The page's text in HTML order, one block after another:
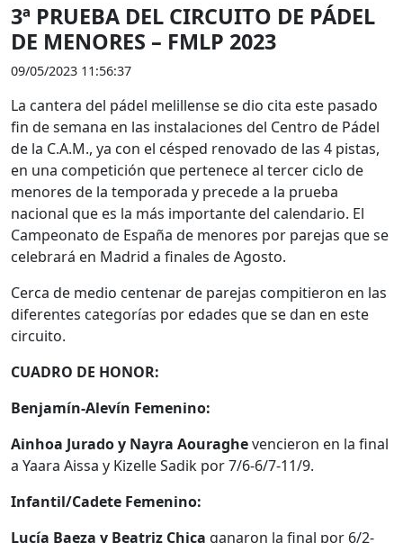
3ª PRUEBA DEL CIRCUITO DE PÁDEL
DE MENORES – FMLP 2023
09/05/2023 11:56:37
La cantera del pádel melillense se dio cita este pasado
fin de semana en las instalaciones del Centro de Pádel
de la C.A.M., ya con el césped renovado de las 4 pistas,
en una competición que pertenece al tercer ciclo de
menores de la temporada y precede a la prueba
nacional que es la más importante del calendario. El
Campeonato de España de menores por parejas que se
celebrará en Madrid a finales de Agosto.
Cerca de medio centenar de parejas compitieron en las
diferentes categorías por edades que se dan en este
circuito.
CUADRO DE HONOR:
Benjamín-Alevín Femenino:
Ainhoa Jurado y Nayra Aouraghevencieron en la final
a Yaara Aissa y Kizelle Sadik por 7/6-6/7-11/9.
Infantil/Cadete Femenino:
Lucía Baeza y Beatriz Chica ganaron la final por 6/2-